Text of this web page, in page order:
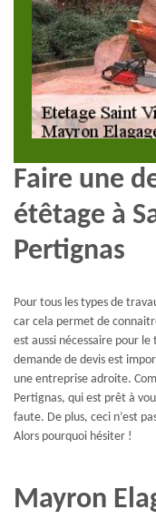
Faire une
étêtage à
Pertignas
Pour tous les types de
car cela permet de
est aussi nécessaire pour le
demande de devis est
une entreprise adroite.
Pertignas, qui est prêt à
faute. De plus, ceci n’est
Alors pourquoi hésiter !
Mayron